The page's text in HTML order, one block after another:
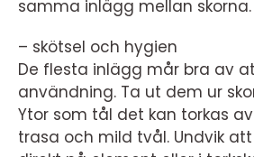
samma inlägg mellan skorna.
– skötsel och hygien
De flesta inlägg mår bra av
användning. Ta ut dem ur
Ytor som tål det kan torkas
trasa och mild tvål. Undvik